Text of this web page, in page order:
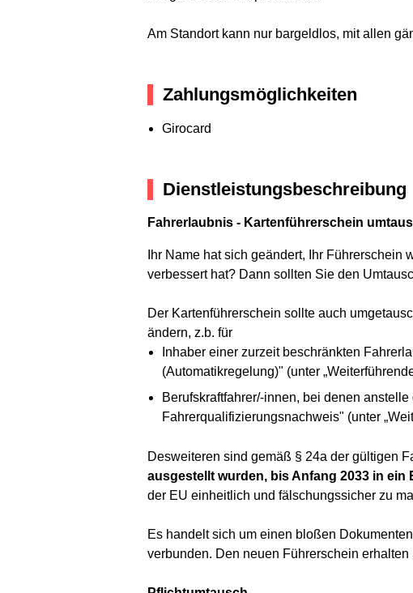
Am Standort kann nur bargeldlos, mit allen
Zahlungsmöglichkeiten
Girocard
Dienstleistungsbeschreibung
Fahrerlaubnis - Kartenführerschein
Ihr Name hat sich geändert, Ihr
verbessert hat? Dann sollten Sie den
Der Kartenführerschein sollte auch
ändern, z.b. für
Inhaber einer zurzeit beschränkten
(Automatikregelung)" (unter
Berufskraftfahrer/-innen, bei denen
Fahrerqualifizierungsnachweis" (unter
Desweiteren sind gemäß § 24a der gültigen
ausgestellt wurden, bis Anfang 2033 in
der EU einheitlich und fälschungssicher zu
Es handelt sich um einen bloßen
verbunden. Den neuen Führerschein